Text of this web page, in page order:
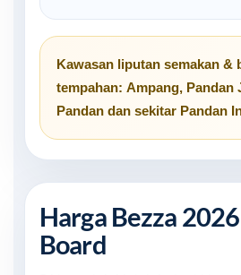
Kawasan liputan semakan &
tempahan: Ampang, Pandan
Pandan dan sekitar Pandan
Harga Bezza
Board